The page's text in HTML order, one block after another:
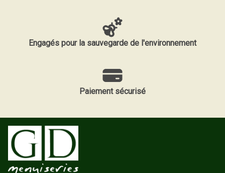
Engagés pour la sauvegarde de l'environnement
Paiement sécurisé